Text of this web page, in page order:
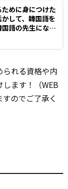
ために身につけた
して、韓国語を
語の先生になろ
れる資格や内
ます！（WEB
すのでご了承く